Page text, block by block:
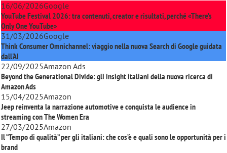
16/06/2026Google
YouTube Festival 2026: tra contenuti, creator e risultati, perché «There’s
Only One YouTube»
31/03/2026Google
Think Consumer Omnichannel: viaggio nella nuova Search di Google guidata
dall'AI
22/09/2025Amazon Ads
Beyond the Generational Divide: gli insight italiani della nuova ricerca di
Amazon Ads
15/04/2025Amazon
Jeep reinventa la narrazione automotive e conquista le audience in
streaming conThe Women Era
27/03/2025Amazon
Il “Tempo di qualità” per gli italiani: che cos’è e quali sono le opportunità per i
brand